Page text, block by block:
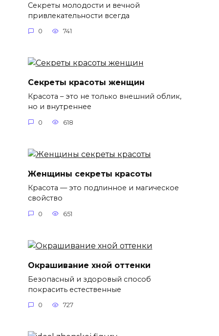
Секреты молодости и вечной
привлекательности всегда
0 741
Секреты красоты женщин
Красота – это не только внешний облик,
но и внутреннее
0 618
Женщины секреты красоты
Красота — это подлинное и магическое
свойство
0 651
Окрашивание хной оттенки
Безопасный и здоровый способ
покрасить естественные
0 727